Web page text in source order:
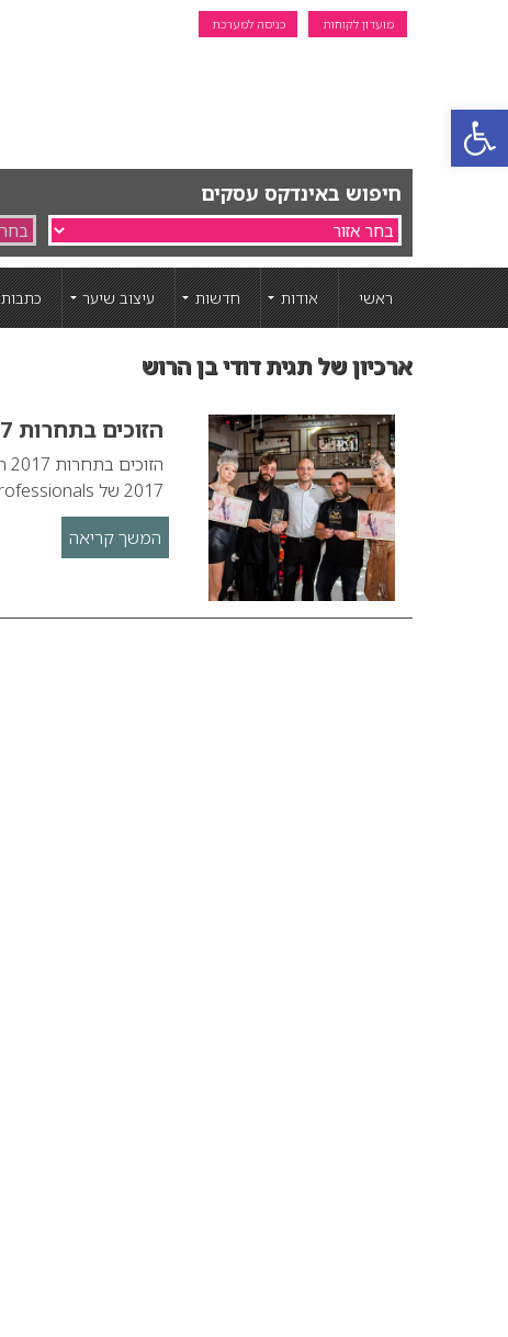
פתח סרגל נגישות
מועדון לקוחות כניסה למערכת
חיפוש באינדקס עסקים
ראשי אודות חדשות עיצוב שיער כתבות
ארכיון של תגית דודי בן הרוש
הזוכים בתחרות TrendVision 2017
2017 של Wella Professionals
המשך קריאה